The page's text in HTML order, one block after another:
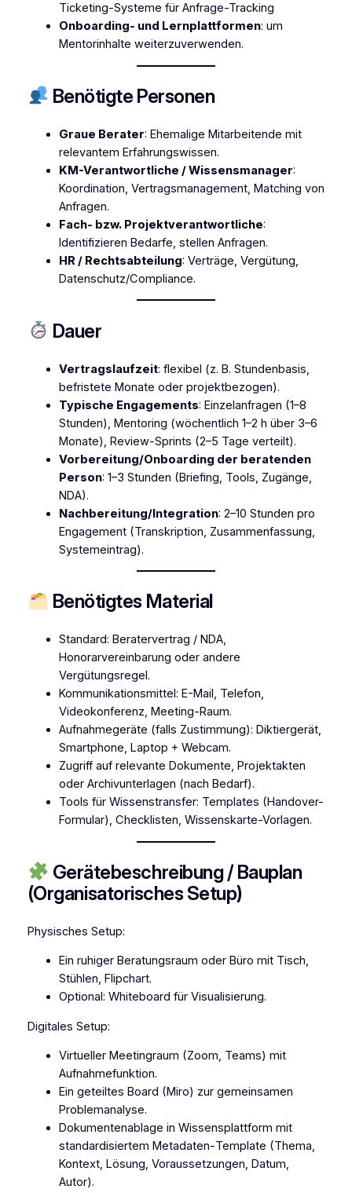
Ticketing-Systeme für Anfrage-Tracking
Onboarding- und Lernplattformen: um
Mentorinhalte weiterzuverwenden.
Benötigte Personen
Graue Berater: Ehemalige Mitarbeitende mit
relevantem Erfahrungswissen.
KM-Verantwortliche / Wissensmanager:
Koordination, Vertragsmanagement, Matching von
Anfragen.
Fach- bzw. Projektverantwortliche:
Identifizieren Bedarfe, stellen Anfragen.
HR / Rechtsabteilung: Verträge, Vergütung,
Datenschutz/Compliance.
Dauer
Vertragslaufzeit: flexibel (z. B. Stundenbasis,
befristete Monate oder projektbezogen).
Typische Engagements: Einzelanfragen (1–8
Stunden), Mentoring (wöchentlich 1–2 h über 3–6
Monate), Review-Sprints (2–5 Tage verteilt).
Vorbereitung/Onboarding der beratenden
Person: 1–3 Stunden (Briefing, Tools, Zugänge,
NDA).
Nachbereitung/Integration: 2–10 Stunden pro
Engagement (Transkription, Zusammenfassung,
Systemeintrag).
Benötigtes Material
Standard: Beratervertrag / NDA,
Honorarvereinbarung oder andere
Vergütungsregel.
Kommunikationsmittel: E-Mail, Telefon,
Videokonferenz, Meeting-Raum.
Aufnahmegeräte (falls Zustimmung): Diktiergerät,
Smartphone, Laptop + Webcam.
Zugriff auf relevante Dokumente, Projektakten
oder Archivunterlagen (nach Bedarf).
Tools für Wissenstransfer: Templates (Handover-
Formular), Checklisten, Wissenskarte-Vorlagen.
Gerätebeschreibung / Bauplan
(Organisatorisches Setup)
Physisches Setup:
Ein ruhiger Beratungsraum oder Büro mit Tisch,
Stühlen, Flipchart.
Optional: Whiteboard für Visualisierung.
Digitales Setup:
Virtueller Meetingraum (Zoom, Teams) mit
Aufnahmefunktion.
Ein geteiltes Board (Miro) zur gemeinsamen
Problemanalyse.
Dokumentenablage in Wissensplattform mit
standardisiertem Metadaten‑Template (Thema,
Kontext, Lösung, Voraussetzungen, Datum,
Autor).